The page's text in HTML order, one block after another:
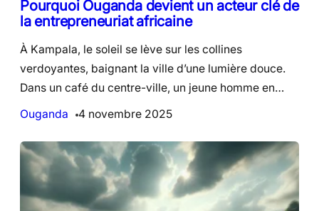
Pourquoi Ouganda devient un acteur clé de
la entrepreneuriat africaine
À Kampala, le soleil se lève sur les collines
verdoyantes, baignant la ville d’une lumière douce.
Dans un café du centre-ville, un jeune homme en…
Ouganda
4 novembre 2025